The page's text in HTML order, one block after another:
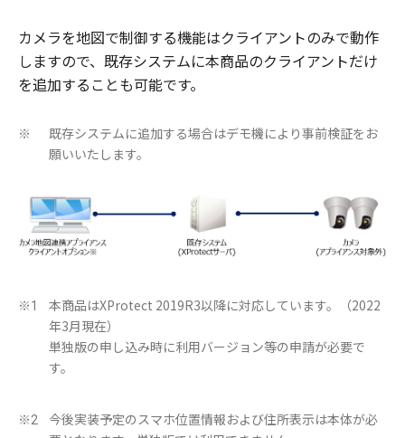
カメラを地図で制御する機能はクライアントのみで動作
しますので、既存システムに本商品のクライアントだけ
を追加することも可能です。
※
既存システムに追加する場合はデモ機により事前検証をお
願いいたします。
※1
本商品はXProtect 2019R3以降に対応しています。（2022
年3月現在）
単独版の申し込み時に利用バージョン等の申請が必要で
す。
※2
今後実装予定のスマホ位置情報および住所表示は本体が必